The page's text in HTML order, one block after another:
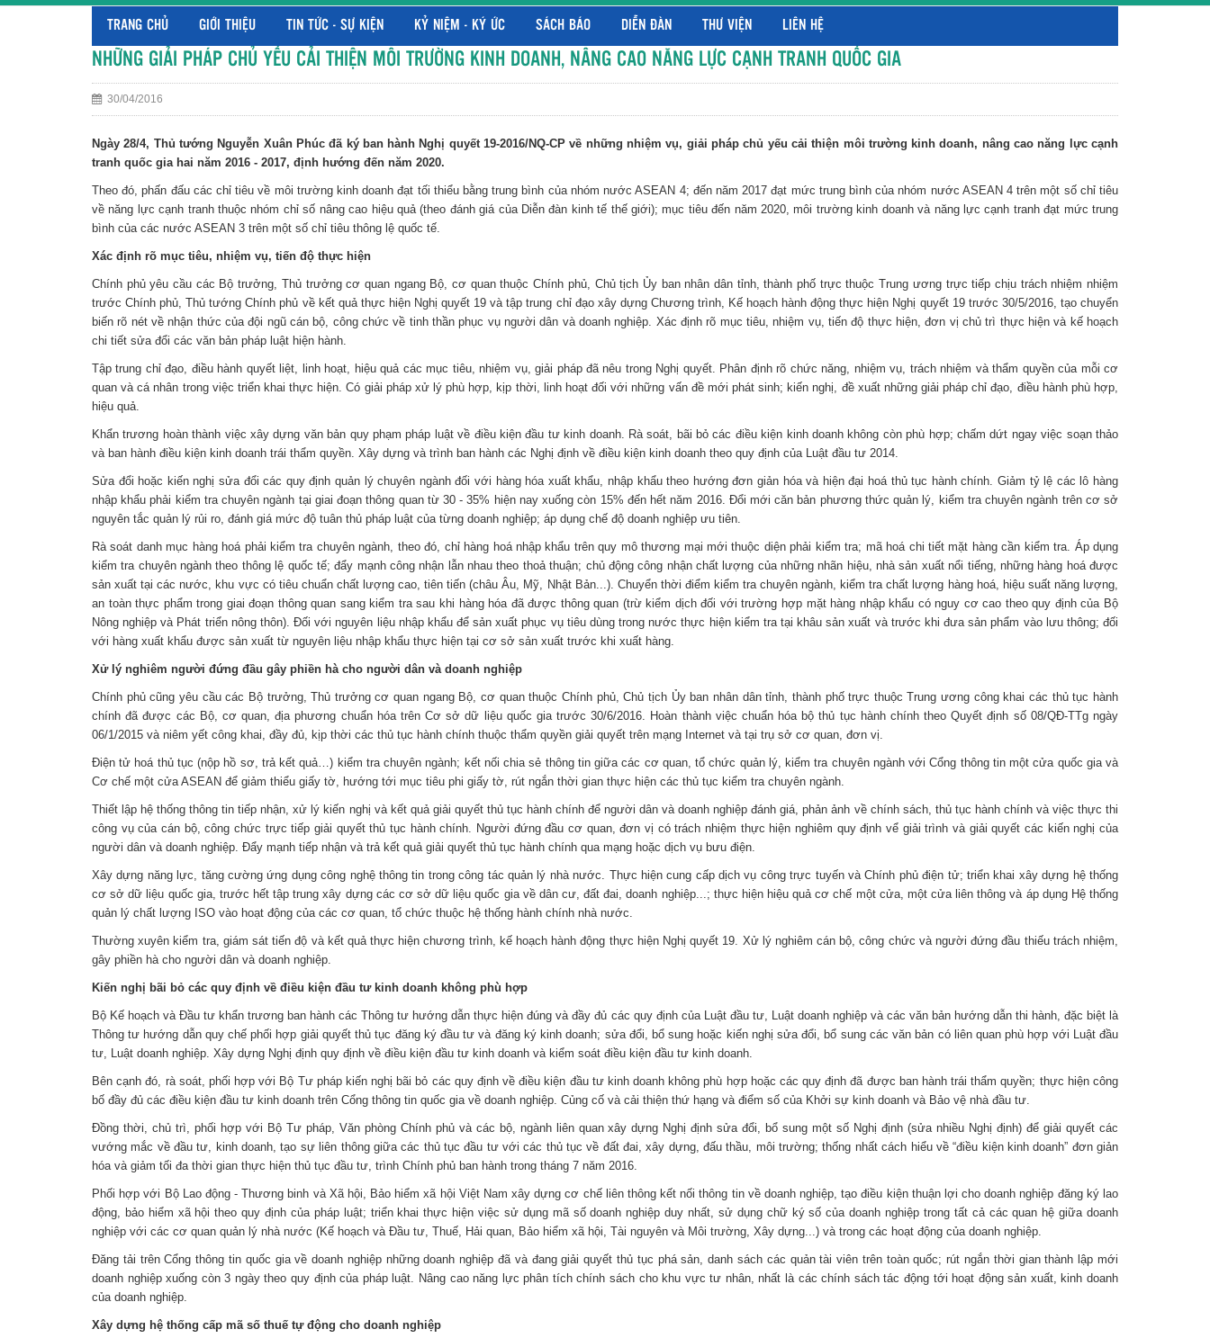
TRANG CHỦ GIỚI THIỆU TIN TỨC - SỰ KIỆN KỶ NIỆM - KÝ ỨC SÁCH BÁO DIỄN ĐÀN THƯ VIỆN LIÊN HỆ
NHỮNG GIẢI PHÁP CHỦ YẾU CẢI THIỆN MÔI TRƯỜNG KINH DOANH, NÂNG CAO NĂNG LỰC CẠNH TRANH QUỐC GIA
30/04/2016
Ngày 28/4, Thủ tướng Nguyễn Xuân Phúc đã ký ban hành Nghị quyết 19-2016/NQ-CP về những nhiệm vụ, giải pháp chủ yếu cải thiện môi trường kinh doanh, nâng cao năng lực cạnh
tranh quốc gia hai năm 2016 - 2017, định hướng đến năm 2020.
Theo đó, phấn đấu các chỉ tiêu về môi trường kinh doanh đạt tối thiểu bằng trung bình của nhóm nước ASEAN 4; đến năm 2017 đạt mức trung bình của nhóm nước ASEAN 4 trên một số chỉ tiêu
về năng lực cạnh tranh thuộc nhóm chỉ số nâng cao hiệu quả (theo đánh giá của Diễn đàn kinh tế thế giới); mục tiêu đến năm 2020, môi trường kinh doanh và năng lực cạnh tranh đạt mức trung
bình của các nước ASEAN 3 trên một số chỉ tiêu thông lệ quốc tế.
Xác định rõ mục tiêu, nhiệm vụ, tiến độ thực hiện
Chính phủ yêu cầu các Bộ trưởng, Thủ trưởng cơ quan ngang Bộ, cơ quan thuộc Chính phủ, Chủ tịch Ủy ban nhân dân tỉnh, thành phố trực thuộc Trung ương trực tiếp chịu trách nhiệm nhiệm
trước Chính phủ, Thủ tướng Chính phủ về kết quả thực hiện Nghị quyết 19 và tập trung chỉ đạo xây dựng Chương trình, Kế hoạch hành động thực hiện Nghị quyết 19 trước 30/5/2016, tạo chuyển
biến rõ nét về nhận thức của đội ngũ cán bộ, công chức về tinh thần phục vụ người dân và doanh nghiệp. Xác định rõ mục tiêu, nhiệm vụ, tiến độ thực hiện, đơn vị chủ trì thực hiện và kế hoạch
chi tiết sửa đổi các văn bản pháp luật hiện hành.
Tập trung chỉ đạo, điều hành quyết liệt, linh hoạt, hiệu quả các mục tiêu, nhiệm vụ, giải pháp đã nêu trong Nghị quyết. Phân định rõ chức năng, nhiệm vụ, trách nhiệm và thẩm quyền của mỗi cơ
quan và cá nhân trong việc triển khai thực hiện. Có giải pháp xử lý phù hợp, kịp thời, linh hoạt đối với những vấn đề mới phát sinh; kiến nghị, đề xuất những giải pháp chỉ đạo, điều hành phù hợp,
hiệu quả.
Khẩn trương hoàn thành việc xây dựng văn bản quy phạm pháp luật về điều kiện đầu tư kinh doanh. Rà soát, bãi bỏ các điều kiện kinh doanh không còn phù hợp; chấm dứt ngay việc soạn thảo
và ban hành điều kiện kinh doanh trái thẩm quyền. Xây dựng và trình ban hành các Nghị định về điều kiện kinh doanh theo quy định của Luật đầu tư 2014.
Sửa đổi hoặc kiến nghị sửa đổi các quy định quản lý chuyên ngành đối với hàng hóa xuất khẩu, nhập khẩu theo hướng đơn giản hóa và hiện đại hoá thủ tục hành chính. Giảm tỷ lệ các lô hàng
nhập khẩu phải kiểm tra chuyên ngành tại giai đoạn thông quan từ 30 - 35% hiện nay xuống còn 15% đến hết năm 2016. Đổi mới căn bản phương thức quản lý, kiểm tra chuyên ngành trên cơ sở
nguyên tắc quản lý rủi ro, đánh giá mức độ tuân thủ pháp luật của từng doanh nghiệp; áp dụng chế độ doanh nghiệp ưu tiên.
Rà soát danh mục hàng hoá phải kiểm tra chuyên ngành, theo đó, chỉ hàng hoá nhập khẩu trên quy mô thương mại mới thuộc diện phải kiểm tra; mã hoá chi tiết mặt hàng cần kiểm tra. Áp dụng
kiểm tra chuyên ngành theo thông lệ quốc tế; đẩy mạnh công nhận lẫn nhau theo thoả thuận; chủ động công nhận chất lượng của những nhãn hiệu, nhà sản xuất nổi tiếng, những hàng hoá được
sản xuất tại các nước, khu vực có tiêu chuẩn chất lượng cao, tiên tiến (châu Âu, Mỹ, Nhật Bản...). Chuyển thời điểm kiểm tra chuyên ngành, kiểm tra chất lượng hàng hoá, hiệu suất năng lượng,
an toàn thực phẩm trong giai đoạn thông quan sang kiểm tra sau khi hàng hóa đã được thông quan (trừ kiểm dịch đối với trường hợp mặt hàng nhập khẩu có nguy cơ cao theo quy định của Bộ
Nông nghiệp và Phát triển nông thôn). Đối với nguyên liệu nhập khẩu để sản xuất phục vụ tiêu dùng trong nước thực hiện kiểm tra tại khâu sản xuất và trước khi đưa sản phẩm vào lưu thông; đối
với hàng xuất khẩu được sản xuất từ nguyên liệu nhập khẩu thực hiện tại cơ sở sản xuất trước khi xuất hàng.
Xử lý nghiêm người đứng đầu gây phiền hà cho người dân và doanh nghiệp
Chính phủ cũng yêu cầu các Bộ trưởng, Thủ trưởng cơ quan ngang Bộ, cơ quan thuộc Chính phủ, Chủ tịch Ủy ban nhân dân tỉnh, thành phố trực thuộc Trung ương công khai các thủ tục hành
chính đã được các Bộ, cơ quan, địa phương chuẩn hóa trên Cơ sở dữ liệu quốc gia trước 30/6/2016. Hoàn thành việc chuẩn hóa bộ thủ tục hành chính theo Quyết định số 08/QĐ-TTg ngày
06/1/2015 và niêm yết công khai, đầy đủ, kịp thời các thủ tục hành chính thuộc thẩm quyền giải quyết trên mạng Internet và tại trụ sở cơ quan, đơn vị.
Điện tử hoá thủ tục (nộp hồ sơ, trả kết quả…) kiểm tra chuyên ngành; kết nối chia sẻ thông tin giữa các cơ quan, tổ chức quản lý, kiểm tra chuyên ngành với Cổng thông tin một cửa quốc gia và
Cơ chế một cửa ASEAN để giảm thiểu giấy tờ, hướng tới mục tiêu phi giấy tờ, rút ngắn thời gian thực hiện các thủ tục kiểm tra chuyên ngành.
Thiết lập hệ thống thông tin tiếp nhận, xử lý kiến nghị và kết quả giải quyết thủ tục hành chính để người dân và doanh nghiệp đánh giá, phản ảnh về chính sách, thủ tục hành chính và việc thực thi
công vụ của cán bộ, công chức trực tiếp giải quyết thủ tục hành chính. Người đứng đầu cơ quan, đơn vị có trách nhiệm thực hiện nghiêm quy định vể giải trình và giải quyết các kiến nghị của
người dân và doanh nghiệp. Đẩy mạnh tiếp nhận và trả kết quả giải quyết thủ tục hành chính qua mạng hoặc dịch vụ bưu điện.
Xây dựng năng lực, tăng cường ứng dụng công nghệ thông tin trong công tác quản lý nhà nước. Thực hiện cung cấp dịch vụ công trực tuyến và Chính phủ điện tử; triển khai xây dựng hệ thống
cơ sở dữ liệu quốc gia, trước hết tập trung xây dựng các cơ sở dữ liệu quốc gia về dân cư, đất đai, doanh nghiệp...; thực hiện hiệu quả cơ chế một cửa, một cửa liên thông và áp dụng Hệ thống
quản lý chất lượng ISO vào hoạt động của các cơ quan, tổ chức thuộc hệ thống hành chính nhà nước.
Thường xuyên kiểm tra, giám sát tiến độ và kết quả thực hiện chương trình, kế hoạch hành động thực hiện Nghị quyết 19. Xử lý nghiêm cán bộ, công chức và người đứng đầu thiếu trách nhiệm,
gây phiền hà cho người dân và doanh nghiệp.
Kiến nghị bãi bỏ các quy định về điều kiện đầu tư kinh doanh không phù hợp
Bộ Kế hoạch và Đầu tư khẩn trương ban hành các Thông tư hướng dẫn thực hiện đúng và đầy đủ các quy định của Luật đầu tư, Luật doanh nghiệp và các văn bản hướng dẫn thi hành, đặc biệt là
Thông tư hướng dẫn quy chế phối hợp giải quyết thủ tục đăng ký đầu tư và đăng ký kinh doanh; sửa đổi, bổ sung hoặc kiến nghị sửa đổi, bổ sung các văn bản có liên quan phù hợp với Luật đầu
tư, Luật doanh nghiệp. Xây dựng Nghị định quy định về điều kiện đầu tư kinh doanh và kiểm soát điều kiện đầu tư kinh doanh.
Bên cạnh đó, rà soát, phối hợp với Bộ Tư pháp kiến nghị bãi bỏ các quy định về điều kiện đầu tư kinh doanh không phù hợp hoặc các quy định đã được ban hành trái thẩm quyền; thực hiện công
bố đầy đủ các điều kiện đầu tư kinh doanh trên Cổng thông tin quốc gia về doanh nghiệp. Củng cố và cải thiện thứ hạng và điểm số của Khởi sự kinh doanh và Bảo vệ nhà đầu tư.
Đồng thời, chủ trì, phối hợp với Bộ Tư pháp, Văn phòng Chính phủ và các bộ, ngành liên quan xây dựng Nghị định sửa đổi, bổ sung một số Nghị định (sửa nhiều Nghị định) để giải quyết các
vướng mắc về đầu tư, kinh doanh, tạo sự liên thông giữa các thủ tục đầu tư với các thủ tục về đất đai, xây dựng, đấu thầu, môi trường; thống nhất cách hiểu về “điều kiện kinh doanh” đơn giản
hóa và giảm tối đa thời gian thực hiện thủ tục đầu tư, trình Chính phủ ban hành trong tháng 7 năm 2016.
Phối hợp với Bộ Lao động - Thương binh và Xã hội, Bảo hiểm xã hội Việt Nam xây dựng cơ chế liên thông kết nối thông tin về doanh nghiệp, tạo điều kiện thuận lợi cho doanh nghiệp đăng ký lao
động, bảo hiểm xã hội theo quy định của pháp luật; triển khai thực hiện việc sử dụng mã số doanh nghiệp duy nhất, sử dụng chữ ký số của doanh nghiệp trong tất cả các quan hệ giữa doanh
nghiệp với các cơ quan quản lý nhà nước (Kế hoạch và Đầu tư, Thuế, Hải quan, Bảo hiểm xã hội, Tài nguyên và Môi trường, Xây dựng...) và trong các hoạt động của doanh nghiệp.
Đăng tải trên Cổng thông tin quốc gia về doanh nghiệp những doanh nghiệp đã và đang giải quyết thủ tục phá sản, danh sách các quản tài viên trên toàn quốc; rút ngắn thời gian thành lập mới
doanh nghiệp xuống còn 3 ngày theo quy định của pháp luật. Nâng cao năng lực phân tích chính sách cho khu vực tư nhân, nhất là các chính sách tác động tới hoạt động sản xuất, kinh doanh
của doanh nghiệp.
Xây dựng hệ thống cấp mã số thuế tự động cho doanh nghiệp